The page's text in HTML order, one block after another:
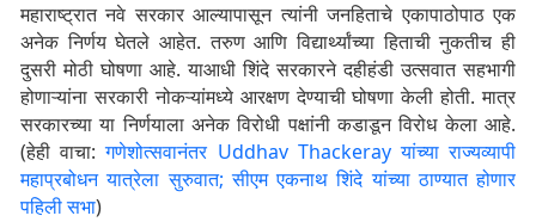
महाराष्ट्रात नवे सरकार आल्यापासून त्यांनी जनहिताचे एकापाठोपाठ एक
अनेक निर्णय घेतले आहेत. तरुण आणि विद्यार्थ्यांच्या हिताची नुकतीच ही
दुसरी मोठी घोषणा आहे. याआधी शिंदे सरकारने दहीहंडी उत्सवात सहभागी
होणाऱ्यांना सरकारी नोकऱ्यांमध्ये आरक्षण देण्याची घोषणा केली होती. मात्र
सरकारच्या या निर्णयाला अनेक विरोधी पक्षांनी कडाडून विरोध केला आहे.
(हेही वाचा:गणेशोत्सवानंतर Uddhav Thackeray यांच्या राज्यव्यापी
महाप्रबोधन यात्रेला सुरुवात; सीएम एकनाथ शिंदे यांच्या ठाण्यात होणार
पहिली सभा)